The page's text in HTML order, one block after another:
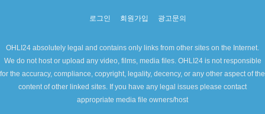
로그인 회원가입 광고문의
OHLI24 absolutely legal and contains only links from other sites on the Internet.
We do not host or upload any video, films, media files. OHLI24 is not responsible
for the accuracy, compliance, copyright, legality, decency, or any other aspect of the
content of other linked sites. If you have any legal issues please contact
appropriate media file owners/host